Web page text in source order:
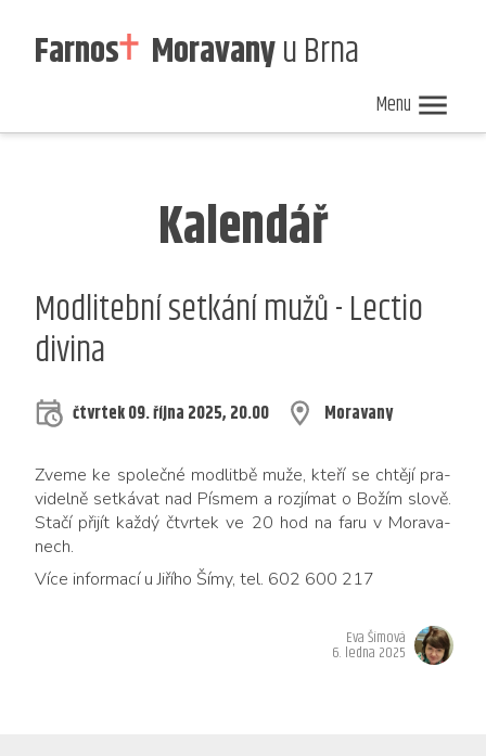
Farnos Moravanyu Brna
Menu
Nedělní Zpravodaj Kalendář
Kalendář
Modlitební setkání mužů - Lectio
divina
čtvrtek 09. října 2025, 20.00 Moravany
Zve­me ke spo­leč­né mod­lit­bě muže, kte­ří se chtě­jí pra­
vi­del­ně se­tká­vat nad Pís­mem a roz­jí­mat o Bo­žím slo­vě.
Sta­čí při­jít kaž­dý čtvr­tek ve 20 hod na faru v Mo­ra­va­
nech.
Více in­for­ma­cí u Ji­ří­ho Šímy, tel. 602 600 217
Eva Šímová
6. ledna 2025